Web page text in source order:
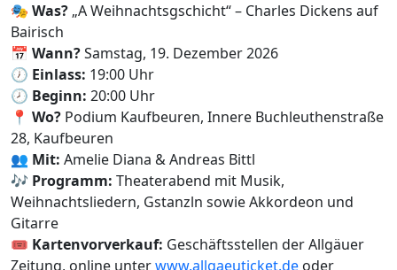
🎭 Was?„A Weihnachtsgschicht“ – Charles Dickens auf
Bairisch
📅 Wann?Samstag, 19. Dezember 2026
🕖 Einlass: 19:00 Uhr
🕗 Beginn: 20:00 Uhr
📍 Wo? Podium Kaufbeuren, Innere Buchleuthenstraße
28, Kaufbeuren
👥 Mit: Amelie Diana & Andreas Bittl
🎶 Programm: Theaterabend mit Musik,
Weihnachtsliedern, Gstanzln sowie Akkordeon und
Gitarre
🎟️ Kartenvorverkauf: Geschäftsstellen der Allgäuer
Zeitung, online unterwww.allgaeuticket.de oder